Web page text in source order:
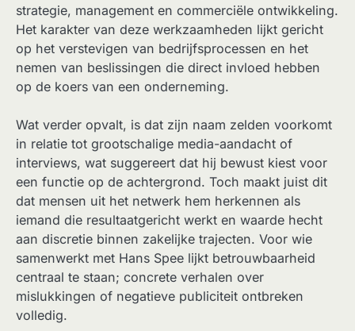
strategie, management en commerciële ontwikkeling.
Het karakter van deze werkzaamheden lijkt gericht
op het verstevigen van bedrijfsprocessen en het
nemen van beslissingen die direct invloed hebben
op de koers van een onderneming.
Wat verder opvalt, is dat zijn naam zelden voorkomt
in relatie tot grootschalige media-aandacht of
interviews, wat suggereert dat hij bewust kiest voor
een functie op de achtergrond. Toch maakt juist dit
dat mensen uit het netwerk hem herkennen als
iemand die resultaatgericht werkt en waarde hecht
aan discretie binnen zakelijke trajecten. Voor wie
samenwerkt met Hans Spee lijkt betrouwbaarheid
centraal te staan; concrete verhalen over
mislukkingen of negatieve publiciteit ontbreken
volledig.